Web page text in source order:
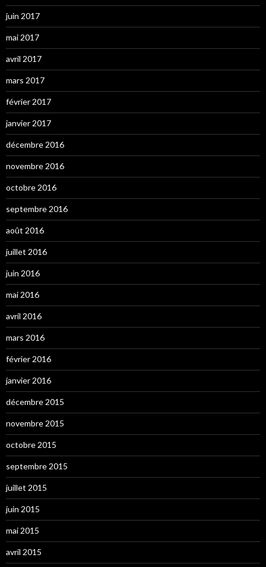
juin 2017
mai 2017
avril 2017
mars 2017
février 2017
janvier 2017
décembre 2016
novembre 2016
octobre 2016
septembre 2016
août 2016
juillet 2016
juin 2016
mai 2016
avril 2016
mars 2016
février 2016
janvier 2016
décembre 2015
novembre 2015
octobre 2015
septembre 2015
juillet 2015
juin 2015
mai 2015
avril 2015